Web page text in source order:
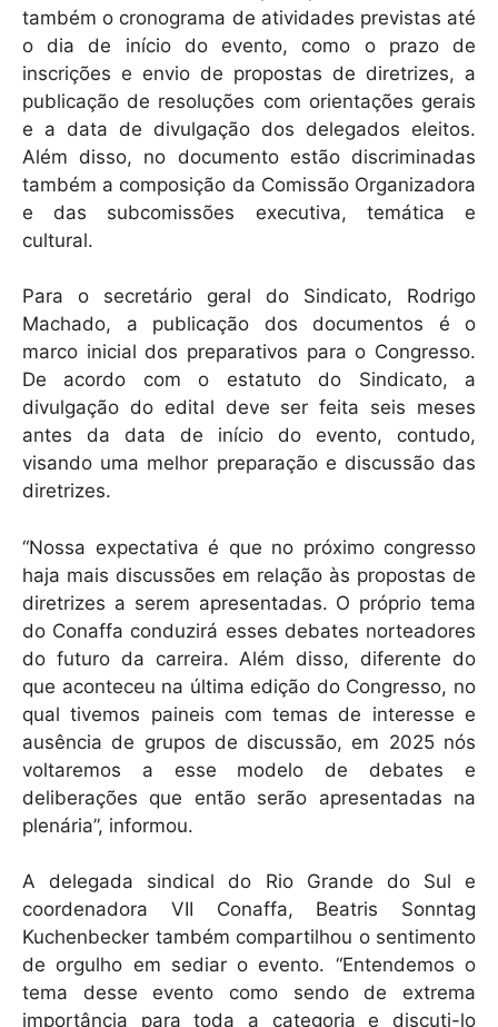
também o cronograma de atividades previstas até
o dia de início do evento, como o prazo de
inscrições e envio de propostas de diretrizes, a
publicação de resoluções com orientações gerais
e a data de divulgação dos delegados eleitos.
Além disso, no documento estão discriminadas
também a composição da Comissão Organizadora
e das subcomissões executiva, temática e
cultural.
Para o secretário geral do Sindicato, Rodrigo
Machado, a publicação dos documentos é o
marco inicial dos preparativos para o Congresso.
De acordo com o estatuto do Sindicato, a
divulgação do edital deve ser feita seis meses
antes da data de início do evento, contudo,
visando uma melhor preparação e discussão das
diretrizes.
“Nossa expectativa é que no próximo congresso
haja mais discussões em relação às propostas de
diretrizes a serem apresentadas. O próprio tema
do Conaffa conduzirá esses debates norteadores
do futuro da carreira. Além disso, diferente do
que aconteceu na última edição do Congresso, no
qual tivemos paineis com temas de interesse e
ausência de grupos de discussão, em 2025 nós
voltaremos a esse modelo de debates e
deliberações que então serão apresentadas na
plenária”, informou.
A delegada sindical do Rio Grande do Sul e
coordenadora VII Conaffa, Beatris Sonntag
Kuchenbecker também compartilhou o sentimento
de orgulho em sediar o evento. “Entendemos o
tema desse evento como sendo de extrema
importância para toda a categoria e discuti-lo